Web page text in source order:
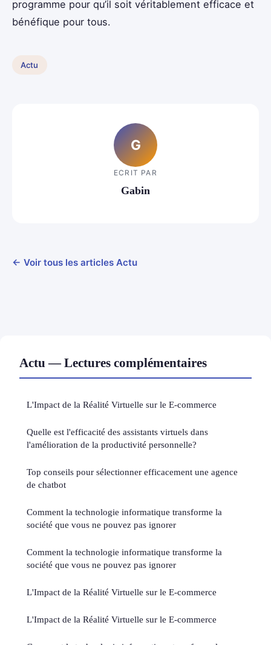
programme pour qu’il soit véritablement efficace et
bénéfique pour tous.
Actu
G
ECRIT PAR
Gabin
← Voir tous les articles Actu
Actu — Lectures complémentaires
L'Impact de la Réalité Virtuelle sur le E-commerce
Quelle est l'efficacité des assistants virtuels dans
l'amélioration de la productivité personnelle?
Top conseils pour sélectionner efficacement une agence
de chatbot
Comment la technologie informatique transforme la
société que vous ne pouvez pas ignorer
Comment la technologie informatique transforme la
société que vous ne pouvez pas ignorer
L'Impact de la Réalité Virtuelle sur le E-commerce
L'Impact de la Réalité Virtuelle sur le E-commerce